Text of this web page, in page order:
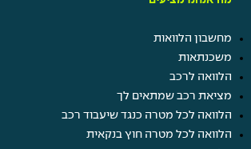
מחשבון הלוואות
משכנתאות
הלוואה לרכב
מציאת רכב שמתאים לך
הלוואה לכל מטרה כנגד שיעבוד רכב
הלוואה לכל מטרה חוץ בנקאית